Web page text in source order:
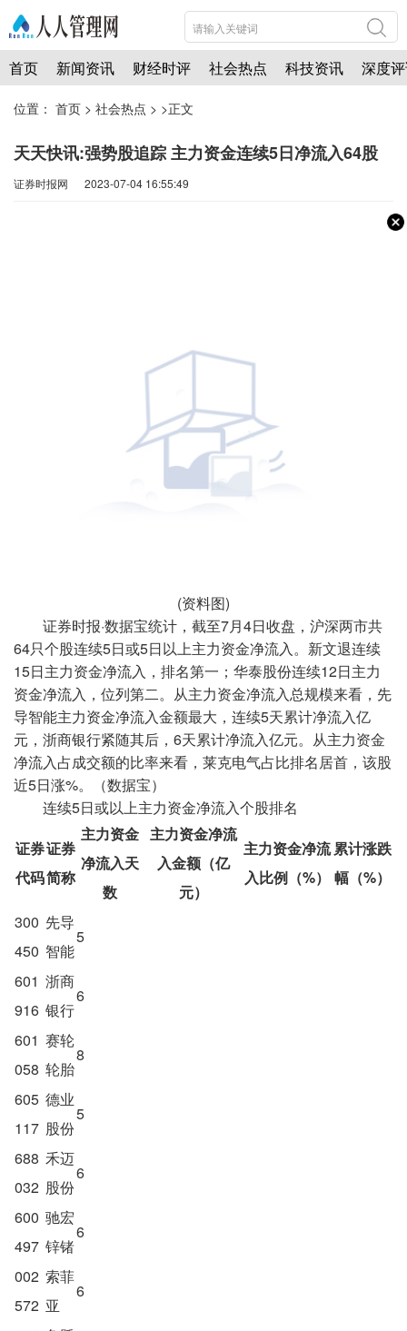
首页 新闻资讯 财经时评 社会热点 科技资讯 深度
位置： 首页 > 社会热点 > >正文
天天快讯:强势股追踪 主力资金连续5日净流入64股
证券时报网 2023-07-04 16:55:49
(资料图)
证券时报·数据宝统计，截至7月4日收盘，沪深两市共
64只个股连续5日或5日以上主力资金净流入。新文退连续
15日主力资金净流入，排名第一；华泰股份连续12日主力
资金净流入，位列第二。从主力资金净流入总规模来看，先
导智能主力资金净流入金额最大，连续5天累计净流入亿
元，浙商银行紧随其后，6天累计净流入亿元。从主力资金
净流入占成交额的比率来看，莱克电气占比排名居首，该股
近5日涨%。（数据宝）
连续5日或以上主力资金净流入个股排名
证券
代码
证券
简称
主力资金
净流入天
数
主力资金净流
入金额（亿
元）
主力资金净流
入比例（%）
累计涨跌
幅（%）
300
450
先导
智能
5
601
916
浙商
银行
6
601
058
赛轮
轮胎
8
605
117
德业
股份
5
688
032
禾迈
股份
6
600
497
驰宏
锌锗
6
002
572
索菲
亚
6